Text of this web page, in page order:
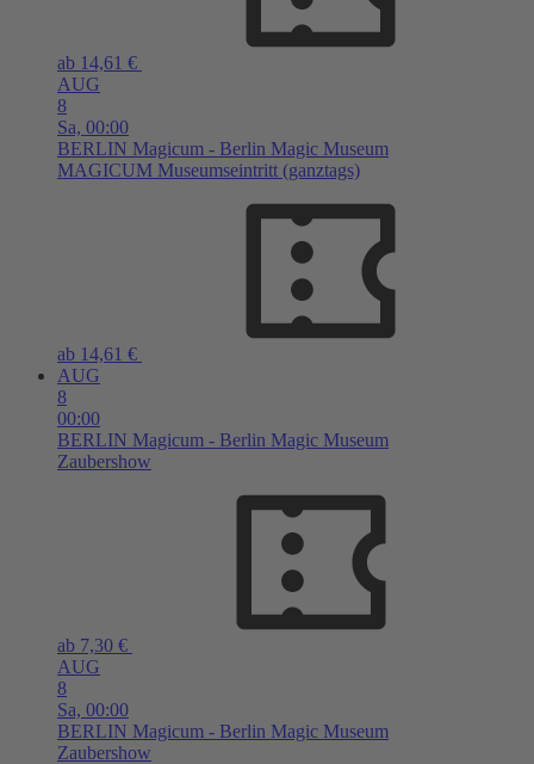
ab 14,61 €
AUG
8
Sa, 00:00
BERLIN Magicum - Berlin Magic Museum
MAGICUM Museumseintritt (ganztags)
ab 14,61 €
AUG
8
00:00
BERLIN Magicum - Berlin Magic Museum
Zaubershow
ab 7,30 €
AUG
8
Sa, 00:00
BERLIN Magicum - Berlin Magic Museum
Zaubershow